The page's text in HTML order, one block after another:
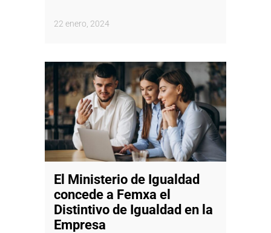
22 enero, 2024
El Ministerio de Igualdad
concede a Femxa el
Distintivo de Igualdad en la
Empresa